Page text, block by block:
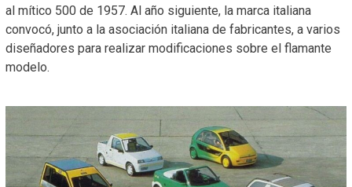
al mítico 500 de 1957. Al año siguiente, la marca italiana
convocó, junto a la asociación italiana de fabricantes, a varios
diseñadores para realizar modificaciones sobre el flamante
modelo.